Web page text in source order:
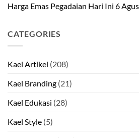
Harga Emas Pegadaian Hari Ini 6
CATEGORIES
Kael Artikel (208)
Kael Branding (21)
Kael Edukasi (28)
Kael Style (5)